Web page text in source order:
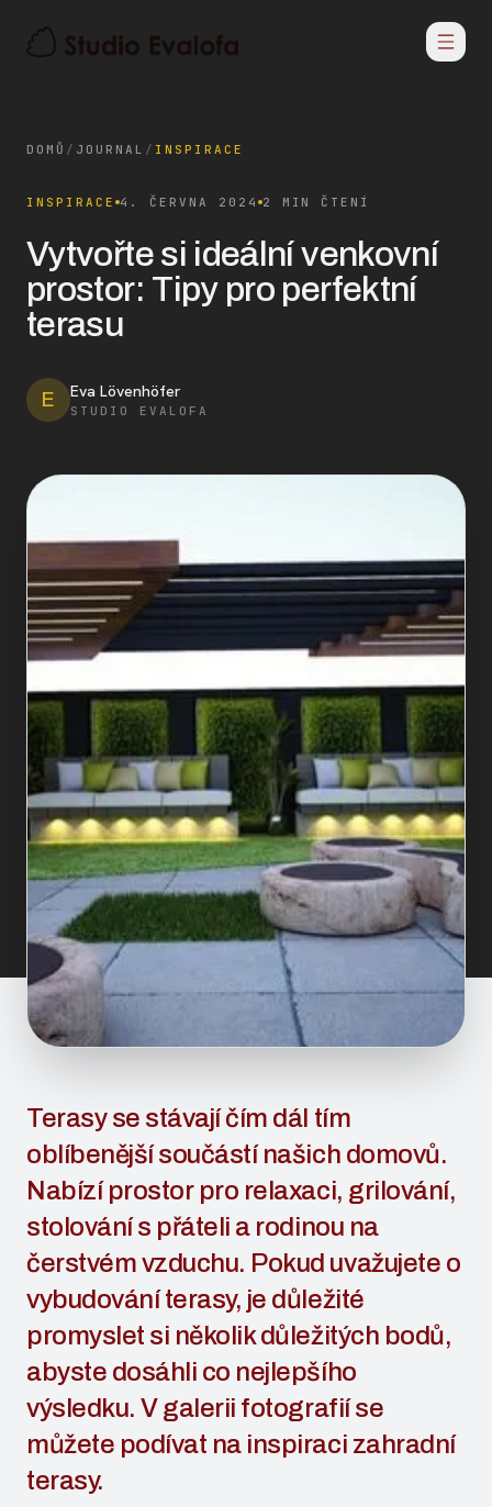
DOMŮ / JOURNAL / INSPIRACE
INSPIRACE 4. ČERVNA 2024 2 MIN ČTENÍ
Vytvořte si ideální venkovní
prostor: Tipy pro perfektní
terasu
E Eva Lövenhöfer
STUDIO EVALOFA
Terasy se stávají čím dál tím
oblíbenější součástí našich domovů.
Nabízí prostor pro relaxaci, grilování,
stolování s přáteli a rodinou na
čerstvém vzduchu. Pokud uvažujete o
vybudování terasy, je důležité
promyslet si několik důležitých bodů,
abyste dosáhli co nejlepšího
výsledku. V galerii fotografií se
můžete podívat na inspiraci zahradní
terasy.